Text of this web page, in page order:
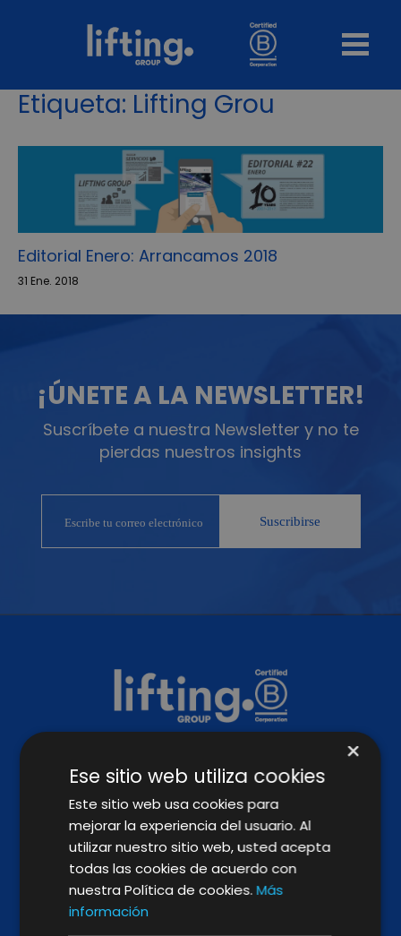
Etiqueta: Lifting Grou
Editorial Enero: Arrancamos 2018
31 Ene. 2018
¡ÚNETE A LA NEWSLETTER!
Suscríbete a nuestra Newsletter y no te
pierdas nuestros insights
SÍGUENOS
BROCHURE
×
Ese sitio web utiliza cookies
Este sitio web usa cookies para
mejorar la experiencia del usuario. Al
utilizar nuestro sitio web, usted acepta
todas las cookies de acuerdo con
nuestra Política de cookies.Más
información